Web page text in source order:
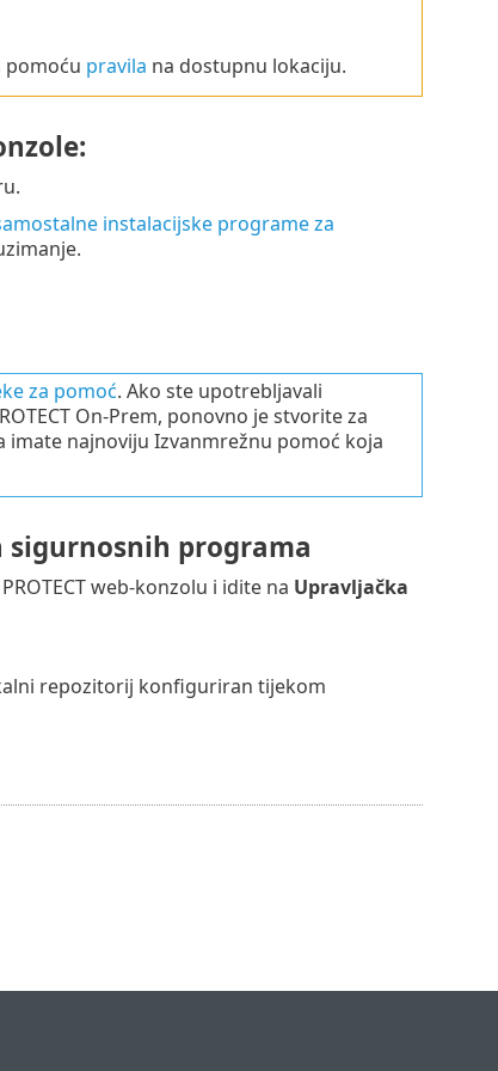
pomoću pravila na dostupnu lokaciju.
instalacijske programe za
za pomoć. Ako ste upotrebljavali
On-Prem, ponovno je stvorite za
imate najnoviju Izvanmrežnu pomoć koja
sigurnosnih programa
web-konzolu i idite na Upravljačka
repozitorij konfiguriran tijekom